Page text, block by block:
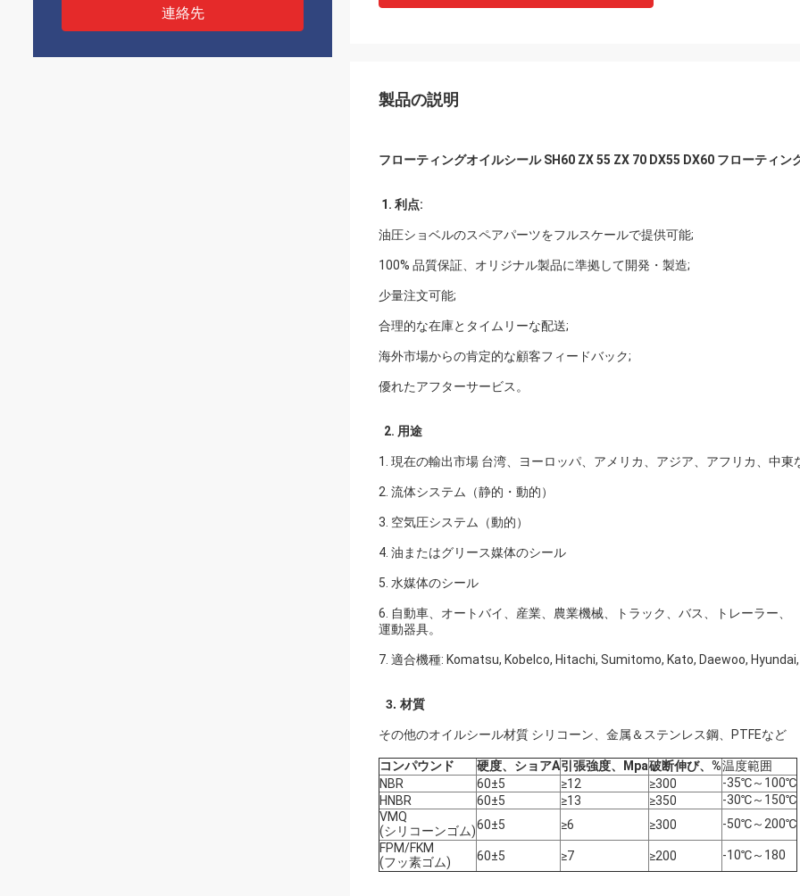
連絡先
製品の説明
フローティングオイルシール SH60 ZX 55 ZX 70 DX55 DX60 フローティン
1. 利点:
油圧ショベルのスペアパーツをフルスケールで提供可能;
100% 品質保証、オリジナル製品に準拠して開発・製造;
少量注文可能;
合理的な在庫とタイムリーな配送;
海外市場からの肯定的な顧客フィードバック;
優れたアフターサービス。
2. 用途
1. 現在の輸出市場 台湾、ヨーロッパ、アメリカ、アジア、アフリカ、中東
2. 流体システム（静的・動的）
3. 空気圧システム（動的）
4. 油またはグリース媒体のシール
5. 水媒体のシール
6. 自動車、オートバイ、産業、農業機械、トラック、バス、トレーラー、
運動器具。
7. 適合機種: Komatsu, Kobelco, Hitachi, Sumitomo, Kato, Daewoo, Hyundai,
3. 材質
その他のオイルシール材質 シリコーン、金属＆ステンレス鋼、PTFEなど
コンパウンド 硬度、ショアA引張強度、Mpa破断伸び、%温度範囲
NBR
60±5 ≥12 ≥300
-35℃～100℃
HNBR
60±5 ≥13 ≥350
-30℃～150℃
VMQ
(シリコーンゴム)60±5 ≥6 ≥300
-50℃～200℃
FPM/FKM
(フッ素ゴム)
60±5 ≥7 ≥200 -10℃～180